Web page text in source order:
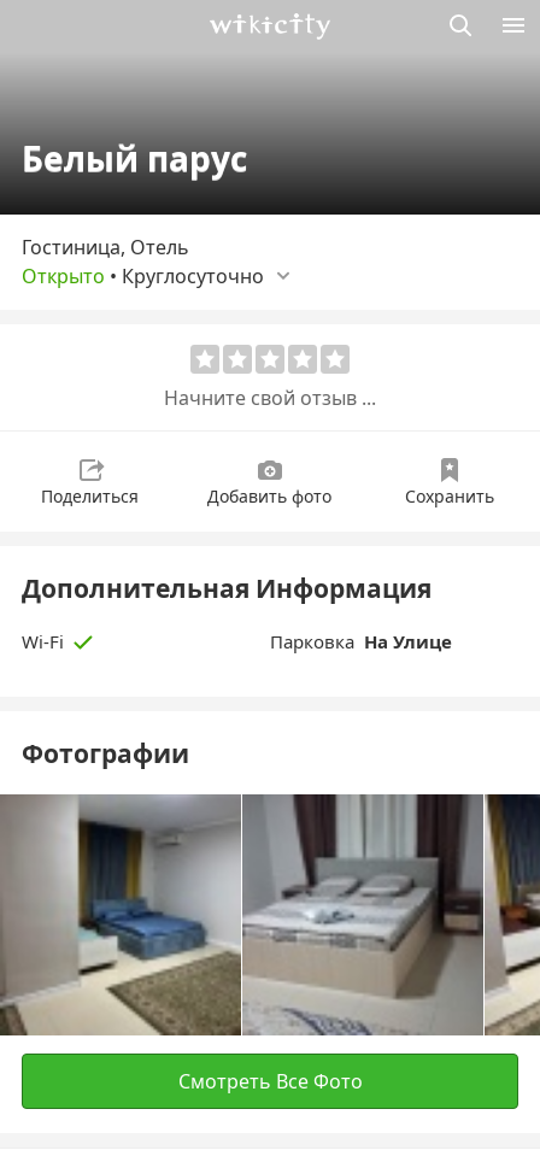
Белый парус
Гостиница, Отель
Открыто • Круглосуточно
Начните свой отзыв ...
Поделиться Добавить фото Сохранить
Дополнительная Информация
Wi-Fi Парковка На Улице
Фотографии
Смотреть Все Фото